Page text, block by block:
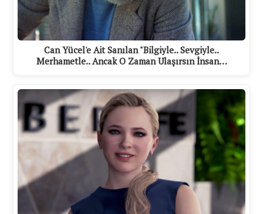
Can Yücel'e Ait Sanılan "Bilgiyle.. Sevgiyle..
Merhametle.. Ancak O Zaman Ulaşırsın İnsan…